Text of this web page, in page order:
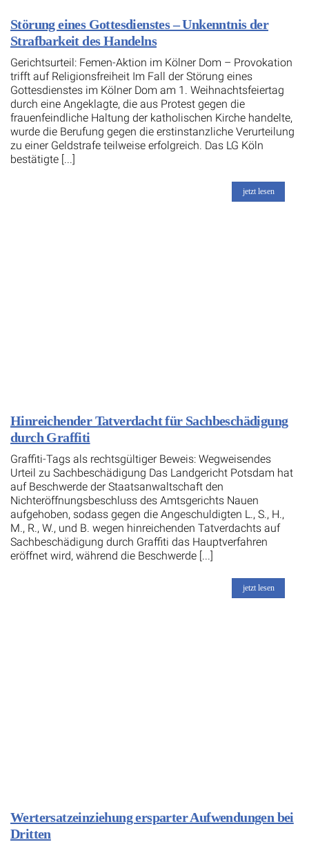
Störung eines Gottesdienstes – Unkenntnis der
Strafbarkeit des Handelns
Gerichtsurteil: Femen-Aktion im Kölner Dom – Provokation
trifft auf Religionsfreiheit Im Fall der Störung eines
Gottesdienstes im Kölner Dom am 1. Weihnachtsfeiertag
durch eine Angeklagte, die aus Protest gegen die
frauenfeindliche Haltung der katholischen Kirche handelte,
wurde die Berufung gegen die erstinstanzliche Verurteilung
zu einer Geldstrafe teilweise erfolgreich. Das LG Köln
bestätigte [...]
jetzt lesen
Hinreichender Tatverdacht für Sachbeschädigung
durch Graffiti
Graffiti-Tags als rechtsgültiger Beweis: Wegweisendes
Urteil zu Sachbeschädigung Das Landgericht Potsdam hat
auf Beschwerde der Staatsanwaltschaft den
Nichteröffnungsbeschluss des Amtsgerichts Nauen
aufgehoben, sodass gegen die Angeschuldigten L., S., H.,
M., R., W., und B. wegen hinreichenden Tatverdachts auf
Sachbeschädigung durch Graffiti das Hauptverfahren
eröffnet wird, während die Beschwerde [...]
jetzt lesen
Wertersatzeinziehung ersparter Aufwendungen bei
Dritten